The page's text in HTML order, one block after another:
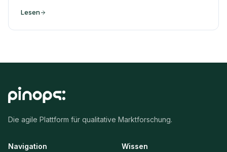
Lesen
Die agile Plattform für qualitative Marktforschung.
Navigation Wissen